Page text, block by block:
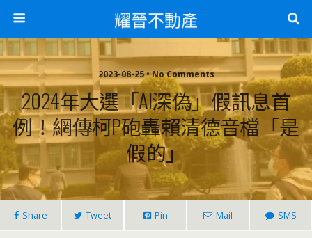
耀晉不動產
2023-08-25 • No Comments
2024年大選「AI深偽」假訊息首
例！網傳柯P砲轟賴清德音檔「是
假的」
Share Tweet Pin Mail SMS